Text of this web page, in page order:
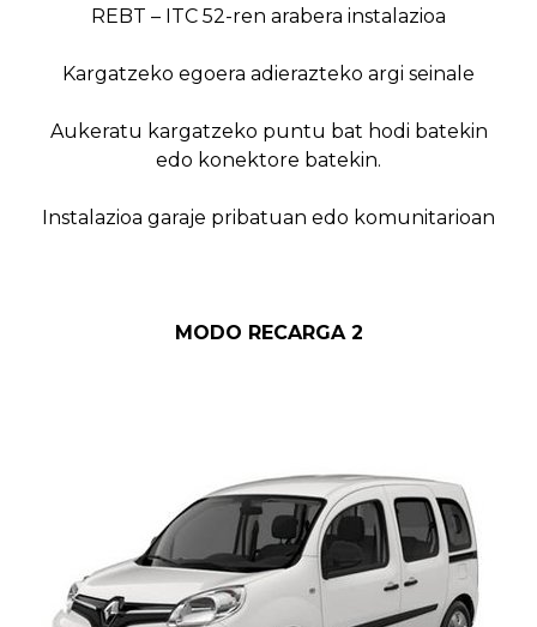
REBT – ITC 52-ren arabera instalazioa
Kargatzeko egoera adierazteko argi seinale
Aukeratu kargatzeko puntu bat hodi batekin
edo konektore batekin.
Instalazioa garaje pribatuan edo komunitarioan
MODO RECARGA 2